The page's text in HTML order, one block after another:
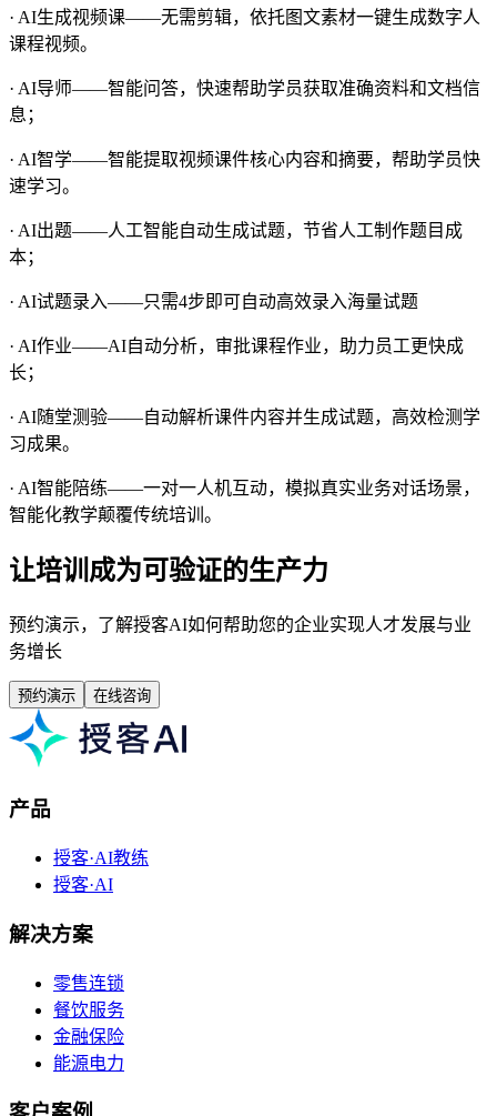
· AI生成视频课——无需剪辑，依托图文素材一键生成数字人
课程视频。
· AI导师——智能问答，快速帮助学员获取准确资料和文档信
息；
· AI智学——智能提取视频课件核心内容和摘要，帮助学员快
速学习。
· AI出题——人工智能自动生成试题，节省人工制作题目成
本；
· AI试题录入——只需4步即可自动高效录入海量试题
· AI作业——AI自动分析，审批课程作业，助力员工更快成
长；
· AI随堂测验——自动解析课件内容并生成试题，高效检测学
习成果。
· AI智能陪练——一对一人机互动，模拟真实业务对话场景，
智能化教学颠覆传统培训。
让培训成为可验证的生产力
预约演示，了解授客AI如何帮助您的企业实现人才发展与业
务增长
预约演示 在线咨询
产品
授客·AI教练
授客·AI
解决方案
零售连锁
餐饮服务
金融保险
能源电力